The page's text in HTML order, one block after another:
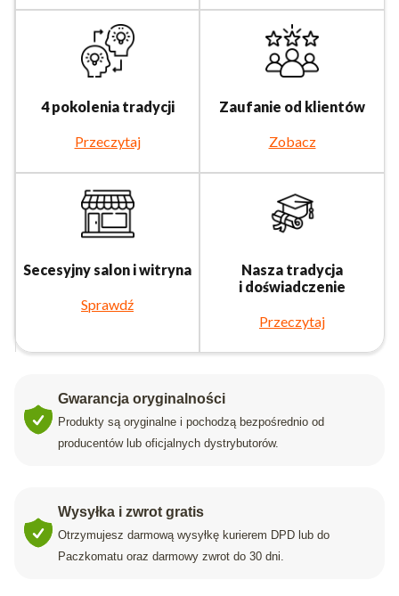
4 pokolenia tradycji
Przeczytaj
Zaufanie od klientów
Zobacz
Secesyjny salon i witryna
Sprawdź
Nasza tradycja
i doświadczenie
Przeczytaj
Gwarancja oryginalności
Produkty są oryginalne i pochodzą bezpośrednio od
producentów lub oficjalnych dystrybutorów.
Wysyłka i zwrot gratis
Otrzymujesz darmową wysyłkę kurierem DPD lub do
Paczkomatu oraz darmowy zwrot do 30 dni.